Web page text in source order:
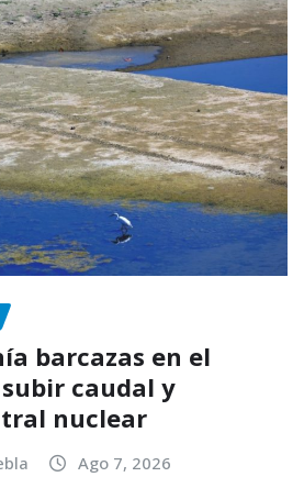
barcazas en el
caudal y
nuclear
Ago 7, 2026